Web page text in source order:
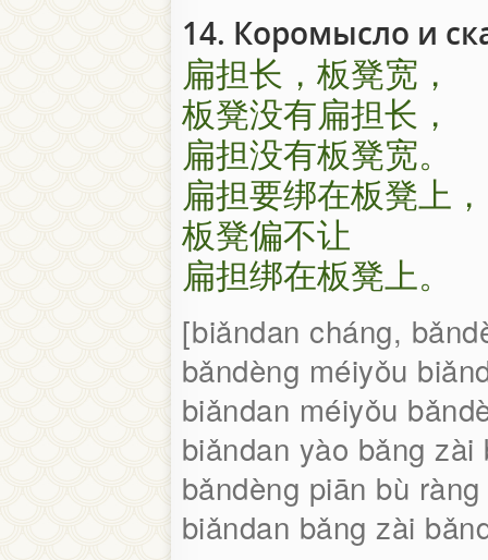
14. Коромысло и
扁担长，板凳宽，
板凳没有扁担长，
扁担没有板凳宽。
扁担要绑在板凳上，
板凳偏不让
扁担绑在板凳上。
biǎndan cháng,
bǎndèng méiyǒu
biǎndan méiyǒu
biǎndan yào bǎng
bǎndèng piān bù ràng
biǎndan bǎng zài